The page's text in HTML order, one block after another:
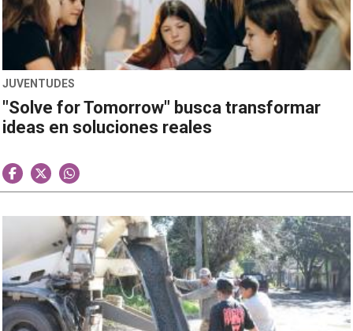
JUVENTUDES
"Solve for Tomorrow" busca transformar
ideas en soluciones reales